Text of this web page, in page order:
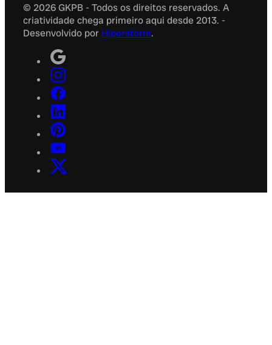
© 2026 GKPB - Todos os direitos reservados. A
criatividade chega primeiro aqui desde 2013. -
Desenvolvido por Hiperstorm.